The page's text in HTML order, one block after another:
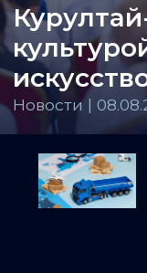
Новости |